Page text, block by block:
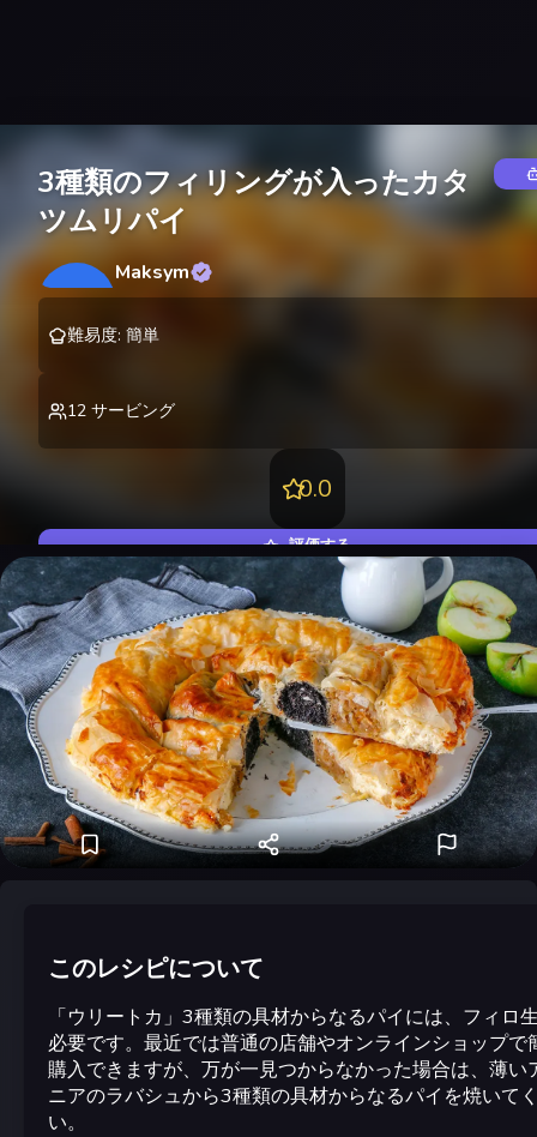
3種類のフィリングが入ったカタ
ツムリパイ
M
Maksym
難易度: 簡単
12 サービング
0.0
評価する
このレシピについて
「ウリートカ」3種類の具材からなるパイには、フィロ
必要です。最近では普通の店舗やオンラインショップで
購入できますが、万が一見つからなかった場合は、薄い
ニアのラバシュから3種類の具材からなるパイを焼いて
い。